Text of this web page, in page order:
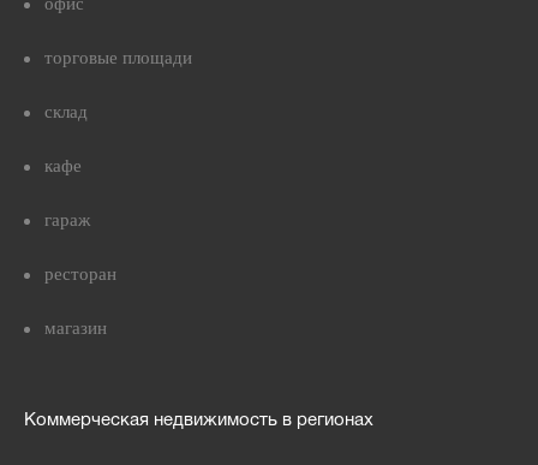
торговые площади
склад
кафе
гараж
ресторан
магазин
Коммерческая недвижимость в регионах